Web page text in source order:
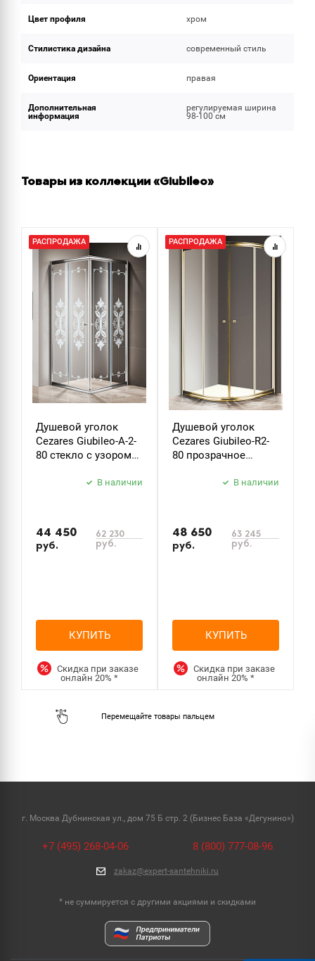
Цвет профиля хром
Стилистика дизайна современный стиль
Ориентация правая
Дополнительная
информация
регулируемая ширина
98-100 см
Товары из коллекции «Giubileo»
РАСПРОДАЖА
Душевой уголок
Cezares Giubileo-A-2-
80 стекло с узором
В наличии
44 450
руб.
62 230
руб.
КУПИТЬ
Скидка при заказе
онлайн20%*
РАСПРОДАЖА
Душевой уголок
Cezares Giubileo-R2-
80 прозрачное
В наличии
48 650
руб.
63 245
руб.
КУПИТЬ
Скидка при заказе
онлайн20%*
г. Москва Дубнинская ул., дом 75 Б стр. 2 (Бизнес База «Дегунино»)
+7 (495) 268-04-06 8 (800) 777-08-96
zakaz@expert-santehniki.ru
* не суммируется с другими акциями и скидками